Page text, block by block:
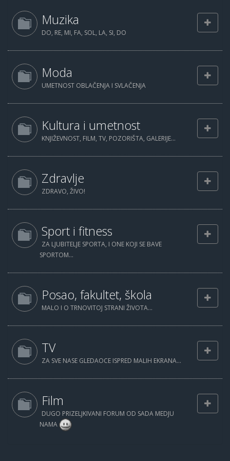
Muzika
DO, RE, MI, FA, SOL, LA, SI, DO
Moda
UMETNOST OBLAČENJA I SVLAČENJA
Kultura i umetnost
KNJIŽEVNOST, FILM, TV, POZORIŠTA, GALERIJE...
Zdravlje
ZDRAVO, ŽIVO!
Sport i fitness
ZA LJUBITELJE SPORTA, I ONE KOJI SE BAVE
SPORTOM...
Posao, fakultet, škola
MALO I O TRNOVITOJ STRANI ŽIVOTA...
TV
ZA SVE NASE GLEDAOCE ISPRED MALIH EKRANA...
Film
DUGO PRIZELJKIVANI FORUM OD SADA MEDJU
NAMA